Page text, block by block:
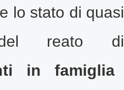
lo stato di quasi
del reato di
in famiglia